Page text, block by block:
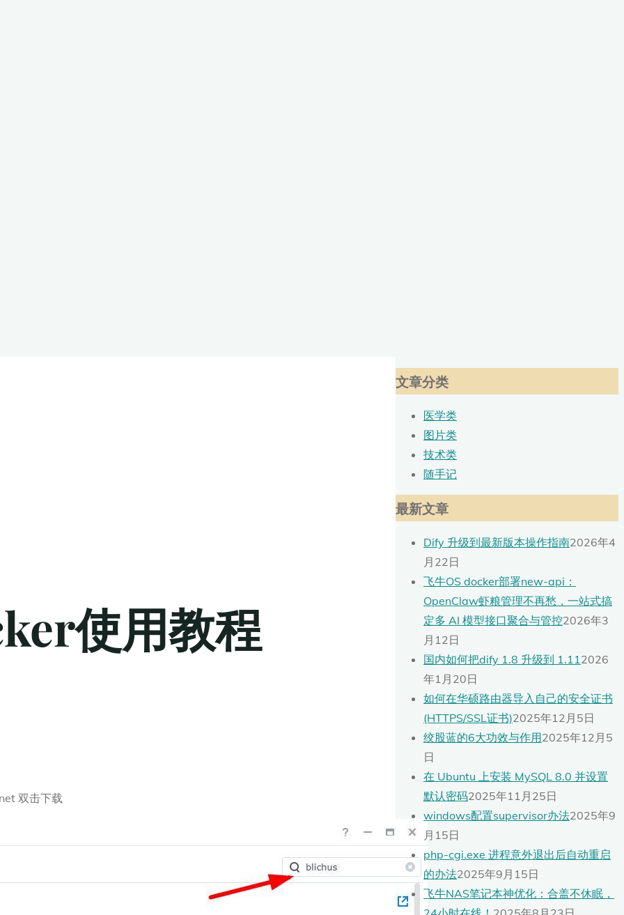
使用教程
双击下载
文章分类
医学类
图片类
技术类
随手记
最新文章
Dify 升级到最新版本操作指南2026年4
月22日
飞牛OS docker部署new-api：
OpenClaw虾粮管理不再愁，一站式搞
定多 AI 模型接口聚合与管控2026年3
月12日
国内如何把dify 1.8 升级到 1.11 2026
年1月20日
如何在华硕路由器导入自己的安全证书
(HTTPS/SSL证书)2025年12月5日
绞股蓝的6大功效与作用2025年12月5
日
在 Ubuntu 上安装 MySQL 8.0 并设置
默认密码2025年11月25日
windows配置supervisor办法2025年9
月15日
php-cgi.exe 进程意外退出后自动重启
的办法2025年9月15日
飞牛NAS笔记本神优化：合盖不休眠，